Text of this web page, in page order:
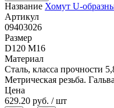
Название Хомут U-
Артикул
09403026
Размер
D120 M16
Материал
Сталь, класса прочности
Метрическая резьба.
Цена
629.20 руб. / шт